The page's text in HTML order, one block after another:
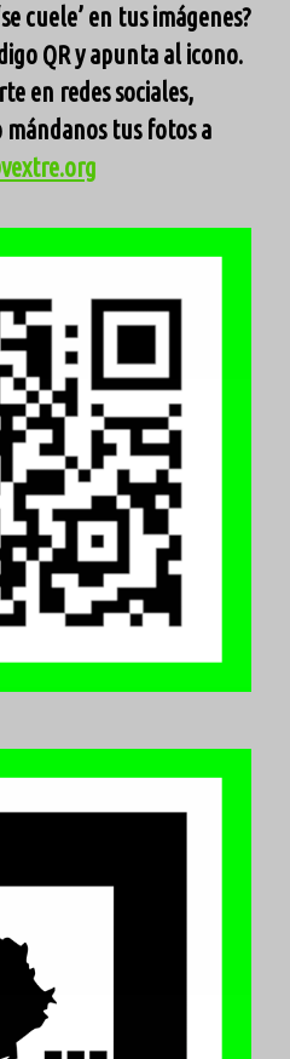
cuele’ en tus imágenes?
QR y apunta al icono.
en redes sociales,
tus fotos a